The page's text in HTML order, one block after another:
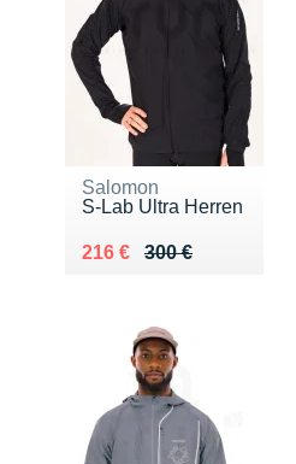
Salomon
S-Lab Ultra Herren
300 €
Au lieu de 300 €
216 €
Vendu 216 €